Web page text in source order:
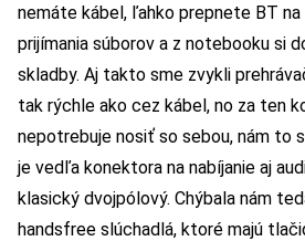
nemáte kábel, ľahko prepnete BT na
prijímania súborov a z notebooku si
skladby. Aj takto sme zvykli
tak rýchle ako cez kábel, no za ten
nepotrebuje nosiť so sebou, nám to
je vedľa konektora na nabíjanie aj
klasický dvojpólový. Chýbala nám
handsfree slúchadlá, ktoré majú